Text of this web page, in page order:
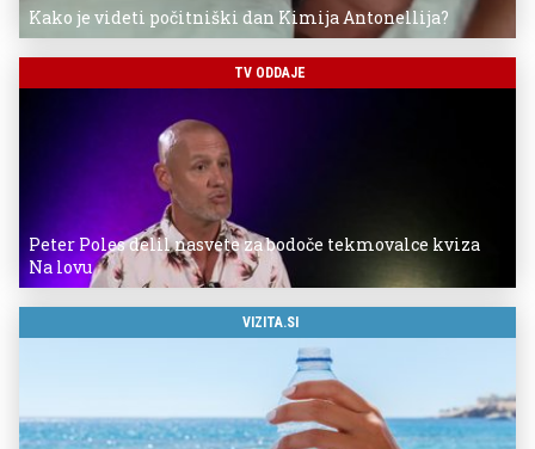
Kako je videti počitniški dan Kimija Antonellija?
TV ODDAJE
Peter Poles delil nasvete za bodoče tekmovalce kviza
Na lovu
VIZITA.SI